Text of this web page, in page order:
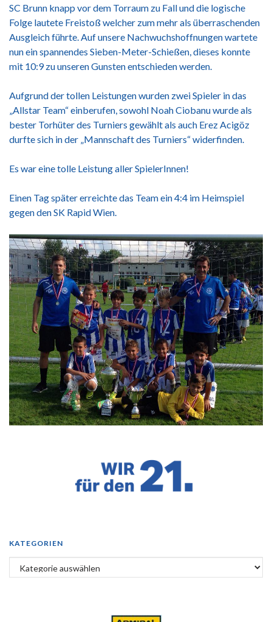
SC Brunn knapp vor dem Torraum zu Fall und die logische
Folge lautete Freistoß welcher zum mehr als überraschenden
Ausgleich führte. Auf unsere Nachwuchshoffnungen wartete
nun ein spannendes Sieben-Meter-Schießen, dieses konnte
mit 10:9 zu unseren Gunsten entschieden werden.
Aufgrund der tollen Leistungen wurden zwei Spieler in das
„Allstar Team“ einberufen, sowohl Noah Ciobanu wurde als
bester Torhüter des Turniers gewählt als auch Erez Acigöz
durfte sich in der „Mannschaft des Turniers“ widerfinden.
Es war eine tolle Leistung aller SpielerInnen!
Einen Tag später erreichte das Team ein 4:4 im Heimspiel
gegen den SK Rapid Wien.
KATEGORIEN
Kategorien